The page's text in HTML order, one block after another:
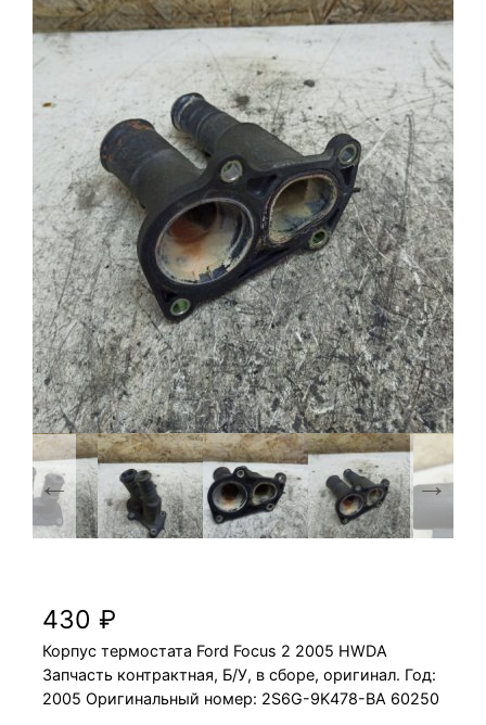
430₽
Корпус термостата Ford Focus 2 2005 HWDA
Запчасть контрактная, Б/У, в сборе, оригинал. Год:
2005 Оригинальный номер: 2S6G-9K478-BA 60250